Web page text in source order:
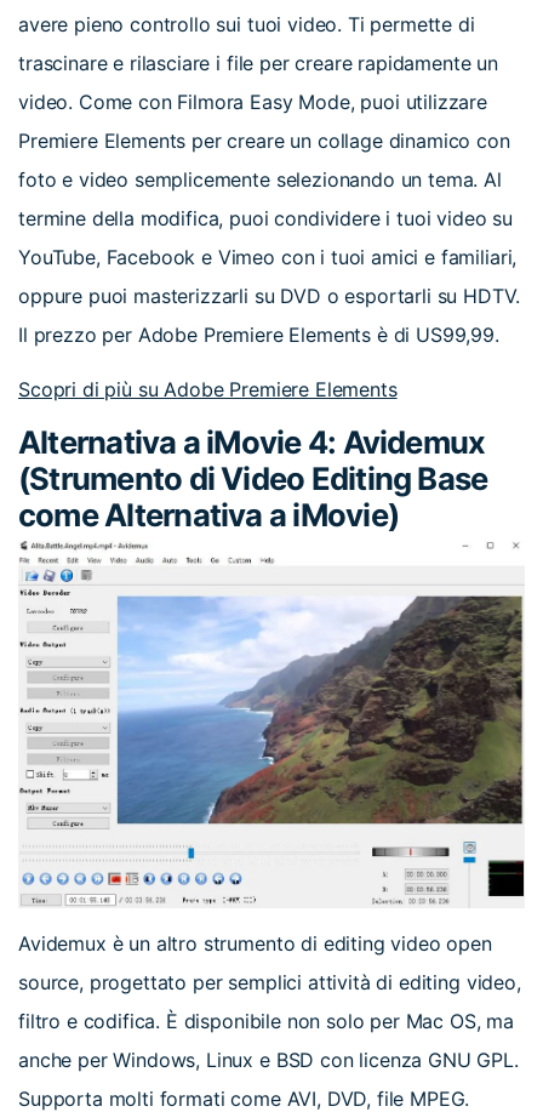
avere pieno controllo sui tuoi video. Ti permette di
trascinare e rilasciare i file per creare rapidamente un
video. Come con Filmora Easy Mode, puoi utilizzare
Premiere Elements per creare un collage dinamico con
foto e video semplicemente selezionando un tema. Al
termine della modifica, puoi condividere i tuoi video su
YouTube, Facebook e Vimeo con i tuoi amici e familiari,
oppure puoi masterizzarli su DVD o esportarli su HDTV.
Il prezzo per Adobe Premiere Elements è di US99,99.
Scopri di più su Adobe Premiere Elements
Alternativa a iMovie 4: Avidemux
(Strumento di Video Editing Base
come Alternativa a iMovie)
Avidemux è un altro strumento di editing video open
source, progettato per semplici attività di editing video,
filtro e codifica. È disponibile non solo per Mac OS, ma
anche per Windows, Linux e BSD con licenza GNU GPL.
Supporta molti formati come AVI, DVD, file MPEG.